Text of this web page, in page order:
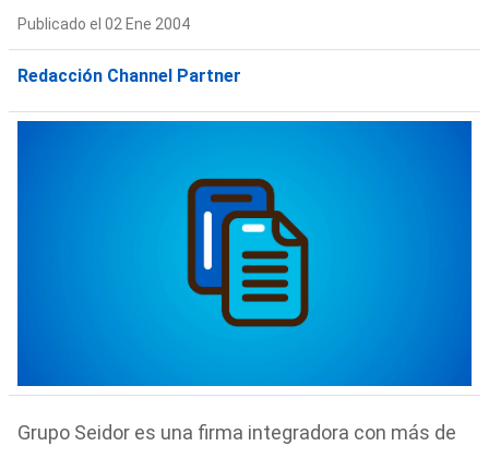
Publicado el 02 Ene 2004
Redacción Channel Partner
Grupo Seidor es una firma integradora con más de